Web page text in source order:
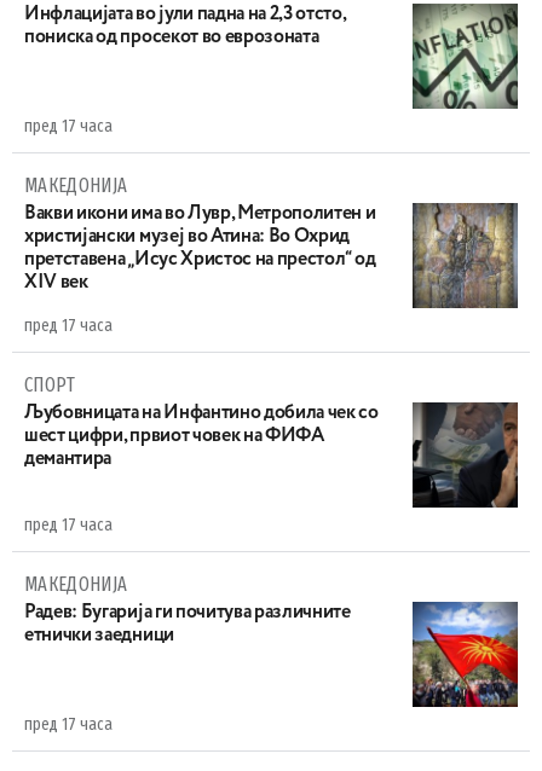
Инфлацијата во јули падна на 2,3 отсто,
пониска од просекот во еврозоната
пред 17 часа
МАКЕДОНИЈА
Вакви икони има во Лувр, Метрополитен и
христијански музеј во Атина: Во Охрид
претставена „Исус Христос на престол“ од
XIV век
пред 17 часа
СПОРТ
Љубовницата на Инфантино добила чек со
шест цифри, првиот човек на ФИФА
демантира
пред 17 часа
МАКЕДОНИЈА
Радев: Бугарија ги почитува различните
етнички заедници
пред 17 часа